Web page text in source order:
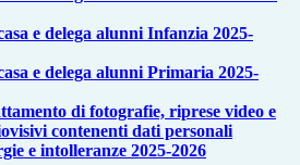
e delega alunni Infanzia 2025-
e delega alunni Primaria 2025-
di fotografie, riprese video e
contenenti dati personali
e intolleranze 2025-2026